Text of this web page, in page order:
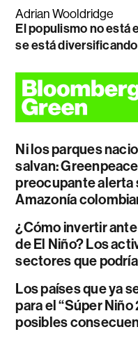
Adrian Wooldridge
El populismo no está
se está diversificando
Ni los parques
salvan:
preocupante alerta
Amazonía
¿Cómo invertir
de El Niño? Los
sectores que
Los países que ya
para el “Súper Niño
posibles